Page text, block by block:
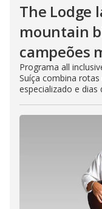
The Lodge
mountain
campeões
Programa all
Suíça combina
especializado e dias